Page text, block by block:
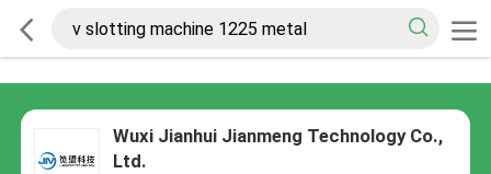
Wuxi Jianhui Jianmeng Technology Co.,
Ltd.